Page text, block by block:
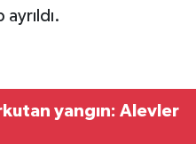
yangın: Alevler